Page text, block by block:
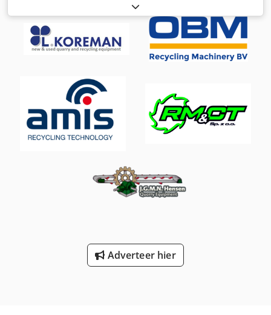
Minimax Type: FS41C Bouwjaar: 2019 Machinenummer:
KK00003566 CE-typegekeurd Motor: 5 kW Schaafbreedte
ca. 410 mm Dkodpfx Ahsy Apfuenjr Schaafhoogte ca. 220
mm Tafellengte ca. 900/900/1800 mm Brugbeveiliging
Gesleufde tafelranden Geluidsarme tafelranden
- Tersa omkeerbare messen Digitaal display voor
schaafhoogte (analoog) Geïntegreerde afzuigkap
Nieuwprijs ca. 5.500 € Afzuigaansluiting D 2 x 120 mm
Benodigde ruimte ca. 2000 x 800 x 1000 mm Gewicht ca.
320 kg Opslaglocatie: 97447 Gerolzhofen, vrij verladen,
onverpakt Overdracht in huidige staat zoals bezichtigd,
Adverteer hier